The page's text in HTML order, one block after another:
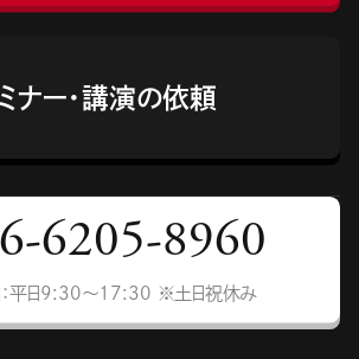
ナー・講演の依頼
6205-8960
平日9:30〜17:30 ※土日祝休み